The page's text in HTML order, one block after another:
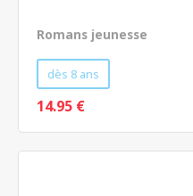
Romans jeunesse
dès 8 ans
14.95 €